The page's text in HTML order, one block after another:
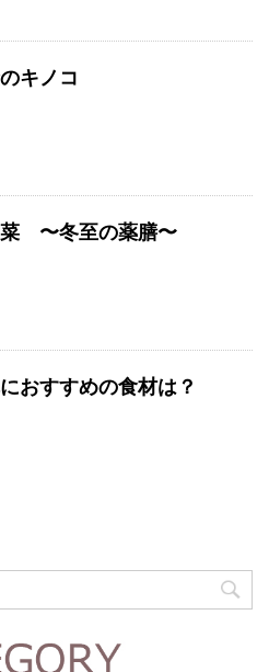
キノコ
〜冬至の薬膳〜
おすすめの食材は？